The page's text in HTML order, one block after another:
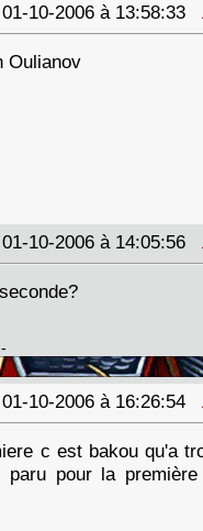
10-2006 à 13:58:33
Oulianov
10-2006 à 14:05:56
10-2006 à 16:26:54
c est bakou qu'a
paru pour la